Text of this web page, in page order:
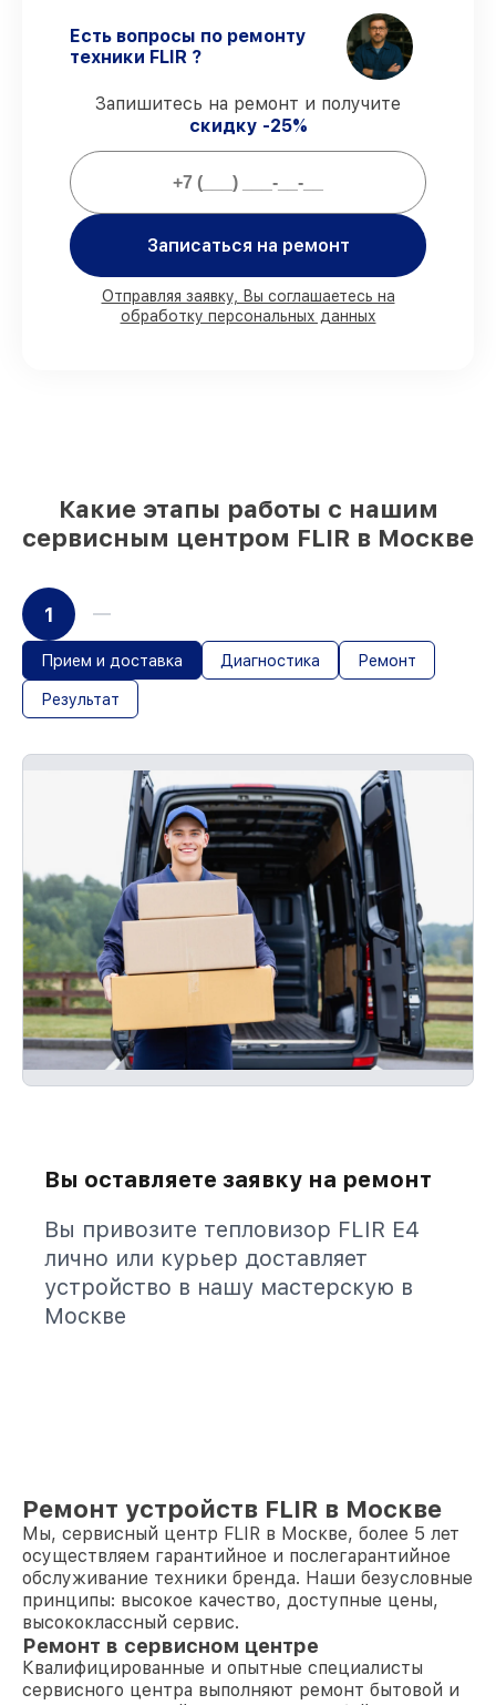
ремонт тепловизора FLIR E4 строго по
договоренности.
Официальная гарантия
– все работы и
запчасти защищены гарантийной
поддержкой до 3 лет.
Мы гарантируем:
заказов закрываем в присутствии
клиента
90%
запчастей FLIR имеются на складе в
Москве, остальные поступают
оперативно
Есть вопросы по ремонту
техники FLIR ?
Запишитесь на ремонт и получите
скидку -25%
Записаться на ремонт
Отправляя заявку, Вы соглашаетесь на
обработку персональных данных
Какие этапы работы с нашим
сервисным центром FLIR в Москве
1
Прием и доставка Диагностика Ремонт
Результат
Вы оставляете заявку на ремонт
Вы привозите тепловизор FLIR E4
лично или курьер доставляет
устройство в нашу мастерскую в
Москве
Ремонт устройств FLIR в Москве
Мы, сервисный центр FLIR в Москве, более 5 лет
осуществляем гарантийное и послегарантийное
обслуживание техники бренда. Наши безусловные
принципы: высокое качество, доступные цены,
высококлассный сервис.
Ремонт в сервисном центре
Квалифицированные и опытные специалисты
сервисного центра выполняют ремонт бытовой и